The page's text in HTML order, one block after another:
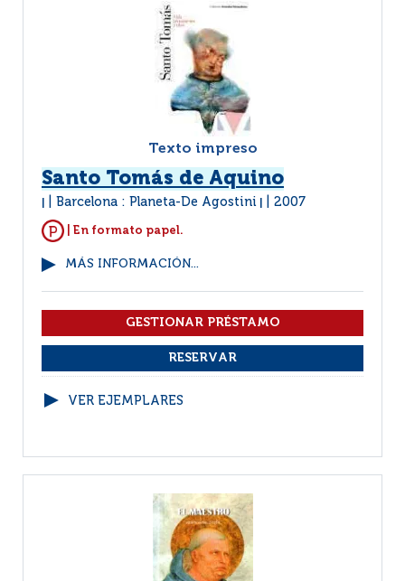
Texto impreso
Santo Tomás de Aquino
Barcelona : Planeta-De Agostini 2007
| En formato papel.
MÁS INFORMACIÓN...
VER EJEMPLARES